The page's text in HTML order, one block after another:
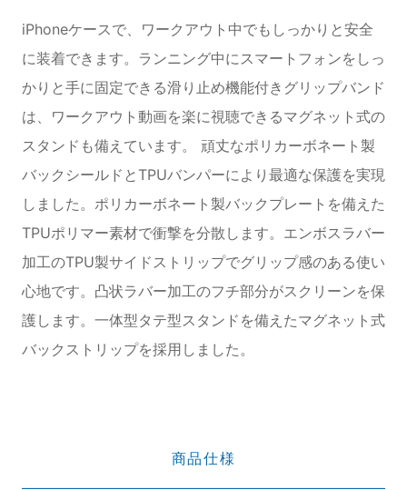
iPhoneケースで、ワークアウト中でもしっかりと安全
に装着できます。ランニング中にスマートフォンをしっ
かりと手に固定できる滑り止め機能付きグリップバンド
は、ワークアウト動画を楽に視聴できるマグネット式の
スタンドも備えています。 頑丈なポリカーボネート製
バックシールドとTPUバンパーにより最適な保護を実現
しました。ポリカーボネート製バックプレートを備えた
TPUポリマー素材で衝撃を分散します。エンボスラバー
加工のTPU製サイドストリップでグリップ感のある使い
心地です。凸状ラバー加工のフチ部分がスクリーンを保
護します。一体型タテ型スタンドを備えたマグネット式
バックストリップを採用しました。
商品仕様